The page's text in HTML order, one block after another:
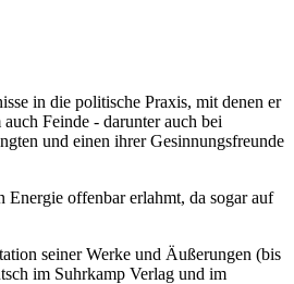
in die politische Praxis, mit denen er
Feinde - darunter auch bei
und einen ihrer Gesinnungsfreunde
offenbar erlahmt, da sogar auf
seiner Werke und Äußerungen (bis
im Suhrkamp Verlag und im